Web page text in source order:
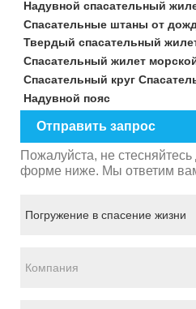
Надувной спасательный
Спасательные штаны от
Твердый спасательный
Спасательный жилет
Спасательный круг
Надувной пояс
Отправить запрос
Пожалуйста, не стесняйтесь
форме ниже. Мы ответим